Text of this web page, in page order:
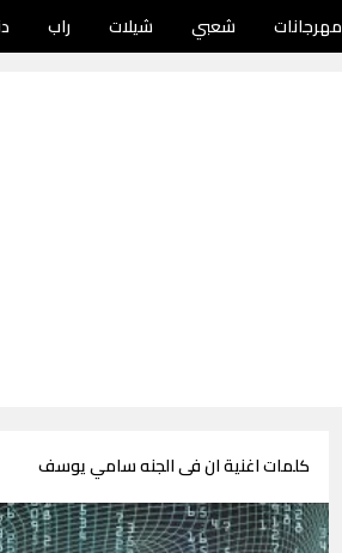
مهرجانات شعبي شيلات راب
كلمات اغنية ان فى الجنه سامي يوسف